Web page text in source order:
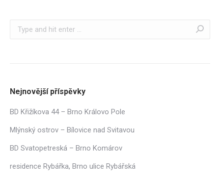
Search:
Nejnovější příspěvky
BD Křižíkova 44 – Brno Královo Pole
Mlýnský ostrov – Bílovice nad Svitavou
BD Svatopetreská – Brno Komárov
residence Rybářka, Brno ulice Rybářská